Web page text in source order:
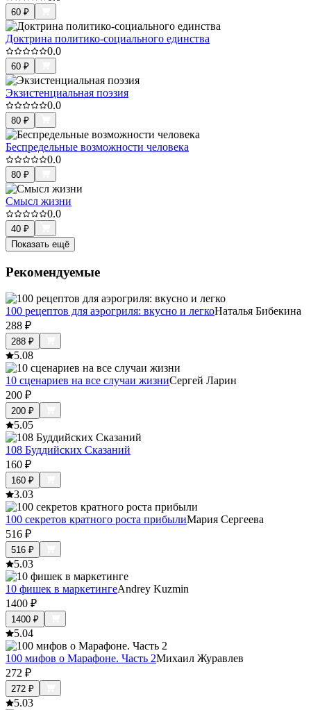
60 ₽
Доктрина политико-социального единства
0.0
60 ₽
Экзистенциальная поэзия
0.0
80 ₽
Беспредельные возможности человека
0.0
80 ₽
Смысл жизни
0.0
40 ₽
Показать ещё
Рекомендуемые
100 рецептов для аэрогриля: вкусно и легкоНаталья Бибекина
288 ₽
288 ₽
5.08
10 сценариев на все случаи жизниСергей Ларин
200 ₽
200 ₽
5.05
108 Буддийских Сказаний
160 ₽
160 ₽
3.03
100 секретов кратного роста прибылиМария Сергеева
516 ₽
516 ₽
5.03
10 фишек в маркетингеAndrey Kuzmin
1400 ₽
1400 ₽
5.04
100 мифов о Марафоне. Часть 2Михаил Журавлев
272 ₽
272 ₽
5.03